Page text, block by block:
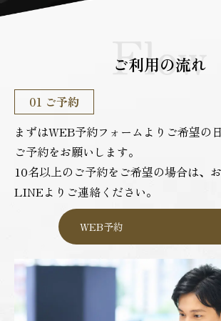
ご利用の流れ
01 ご予約
まずはWEB予約フォームよりご希望の
ご予約をお願いします。
10名以上のご予約をご希望の場合は、
LINEよりご連絡ください。
WEB予約
02 ご来店
ご予約の日・時間になりましたらご来
スタッフ一同心よりお待ち申し上げてお
※建物形状が少し特殊なので、事前に入店方
します。
アクセス情報
03 お支払い
退店時のご精算となります。
※決済は現金、下記カードブランドやQRコー
ただけます。